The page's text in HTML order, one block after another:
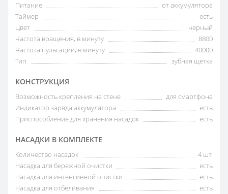
Питание
от аккумулятора
Таймер
есть
Цвет
черный
Частота вращения, в минуту
8800
Частота пульсации, в минуту
40000
Тип
зубная щетка
КОНСТРУКЦИЯ
Возможность крепления на стене
для смартфона
Индикатор заряда аккумулятора
есть
Приспособление для хранения насадок
есть
НАСАДКИ В КОМПЛЕКТЕ
Количество насадок
4 шт.
Насадка для бережной очистки
есть
Насадка для интенсивной очистки
есть
Насадка для отбеливания
есть